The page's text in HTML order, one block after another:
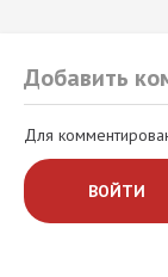
Добавить
Для
ВОЙТИ